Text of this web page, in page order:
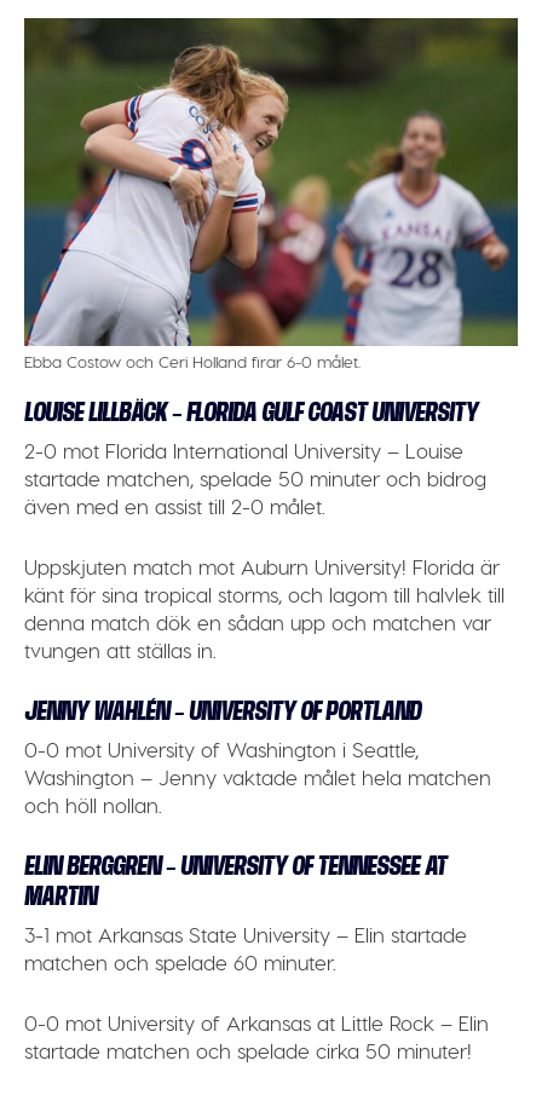
Ebba Costow och Ceri Holland firar 6-0 målet.
LOUISE LILLBÄCK – FLORIDA GULF COAST UNIVERSITY
2-0 mot Florida International University – Louise
startade matchen, spelade 50 minuter och bidrog
även med en assist till 2-0 målet.
Uppskjuten match mot Auburn University! Florida är
känt för sina tropical storms, och lagom till halvlek till
denna match dök en sådan upp och matchen var
tvungen att ställas in.
JENNY WAHLÉN – UNIVERSITY OF PORTLAND
0-0 mot University of Washington i Seattle,
Washington – Jenny vaktade målet hela matchen
och höll nollan.
ELIN BERGGREN – UNIVERSITY OF TENNESSEE AT
MARTIN
3-1 mot Arkansas State University – Elin startade
matchen och spelade 60 minuter.
0-0 mot University of Arkansas at Little Rock – Elin
startade matchen och spelade cirka 50 minuter!